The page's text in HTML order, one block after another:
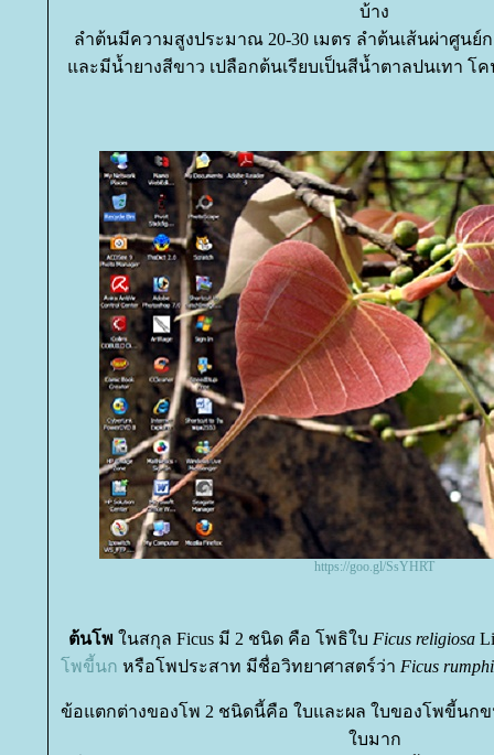
บ้าง
ลำต้นมีความสูงประมาณ 20-30 เมตร ลำต้นเส้นผ่าศูนย์
ละมีน้ำยางสีขาว เปลือกต้นเรียบเป็นสีน้ำตาลปนเทา โ
https://goo.gl/SsYHRT
ต้นโพ นสกุล Ficus มี 2 ชนิด คือ โพธิใบ Ficus religiosa
พขี้นก หรือโพประสาท มีชื่อวิทยาศาสตร์ว่า Ficus
ข้อแตกต่างของโพ 2 ชนิดนี้คือ ใบและผล ใบของโพขี้นกข
บมาก